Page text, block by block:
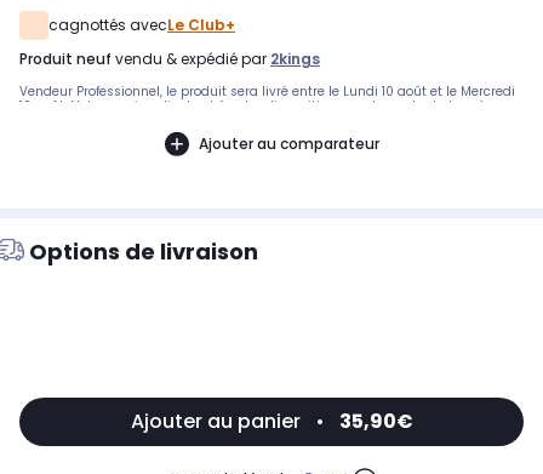
cagnottés avecLe Club+
produit neuf vendu & expédié par 2kings
Vendeur Professionnel, le produit sera livré entre le Lundi 10 août et le Mercredi
12 août. Notre service client est à votre disposition avant, pendant et après
Ajouter au comparateur
Options de livraison
Ajouter au panier • 35,90€